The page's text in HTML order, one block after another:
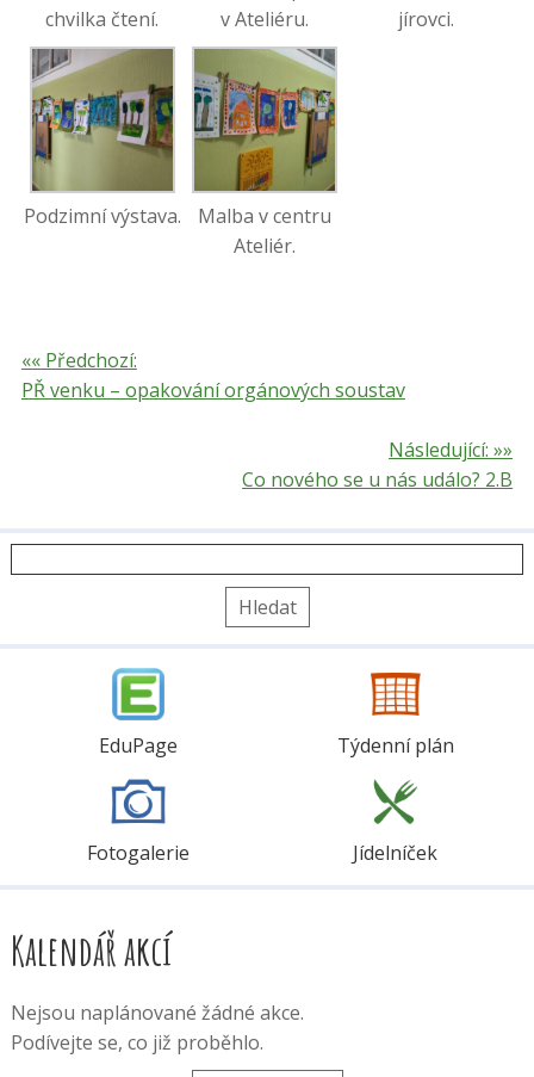
chvilka čtení.
v Ateliéru.
jírovci.
Podzimní výstava.
Malba v centru
Ateliér.
«« Předchozí:
PŘ venku – opakování orgánových soustav
Následující: »»
Co nového se u nás událo? 2.B
EduPage Týdenní plán
Fotogalerie Jídelníček
Kalendář akcí
Nejsou naplánované žádné akce.
Podívejte se, co již proběhlo.